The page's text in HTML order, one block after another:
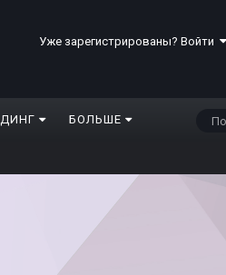
Уже зарегистрированы? Войти
БОЛЬШЕ